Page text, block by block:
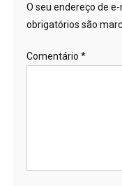
O seu endereço de
obrigatórios são
Comentário *